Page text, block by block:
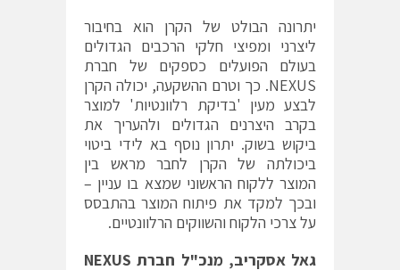
יתרונה הבולט של הקרן הוא בחיבור
ליצרני ומפיצי חלקי הרכבים הגדולים
בעולם הפועלים כספקים של חברת
NEXUS. כך וטרם ההשקעה, יכולה הקרן
לבצע מעין 'בדיקת רלוונטיות' למוצר
בקרב היצרנים הגדולים ולהעריך את
ביקוש בשוק. יתרון נוסף בא לידי ביטוי
ביכולתה של הקרן לחבר מראש בין
המוצר ללקוח הראשוני שמצא בו עניין –
ובכך למקד את פיתוח המוצר בהתבסס
על צרכי הלקוח והשווקים הרלוונטיים.
גאל אסקריב, מנכ"ל חברת NEXUS